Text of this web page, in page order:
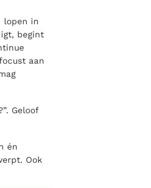
lopen in
begint
aan
Geloof
én
Ook